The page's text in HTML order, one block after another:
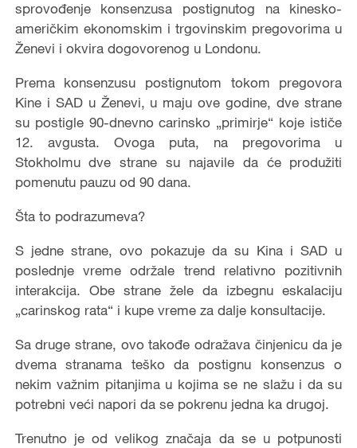
sprovođenje konsenzusa postignutog na kinesko-
američkim ekonomskim i trgovinskim pregovorima u
Ženevi i okvira dogovorenog u Londonu.
Prema konsenzusu postignutom tokom pregovora
Kine i SAD u Ženevi, u maju ove godine, dve strane
su postigle 90-dnevno carinsko „primirje“ koje ističe
12. avgusta. Ovoga puta, na pregovorima u
Stokholmu dve strane su najavile da će produžiti
pomenutu pauzu od 90 dana.
Šta to podrazumeva?
S jedne strane, ovo pokazuje da su Kina i SAD u
poslednje vreme održale trend relativno pozitivnih
interakcija. Obe strane žele da izbegnu eskalaciju
„carinskog rata“ i kupe vreme za dalje konsultacije.
Sa druge strane, ovo takođe odražava činjenicu da je
dvema stranama teško da postignu konsenzus o
nekim važnim pitanjima u kojima se ne slažu i da su
potrebni veći napori da se pokrenu jedna ka drugoj.
Trenutno je od velikog značaja da se u potpunosti